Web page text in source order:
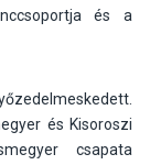
és a
és Kisoroszi
csapata